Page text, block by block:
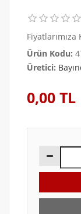
Ürün Kodu:
Üretici:
0,00 TL